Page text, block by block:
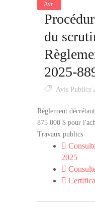
Avr
du
2025-
Avis Publics
Règlement
875 000 $ pour
Travaux publics
2025